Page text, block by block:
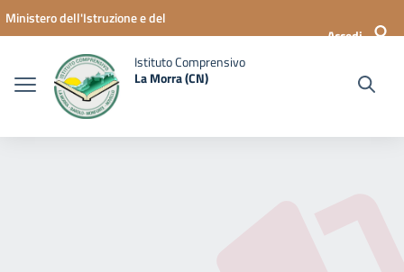
Vai ai contenuti
Vai al menu di navigazione
Vai al footer
Ministero dell'Istruzione e del
Accedi
Istituto Comprensivo
La Morra (CN)